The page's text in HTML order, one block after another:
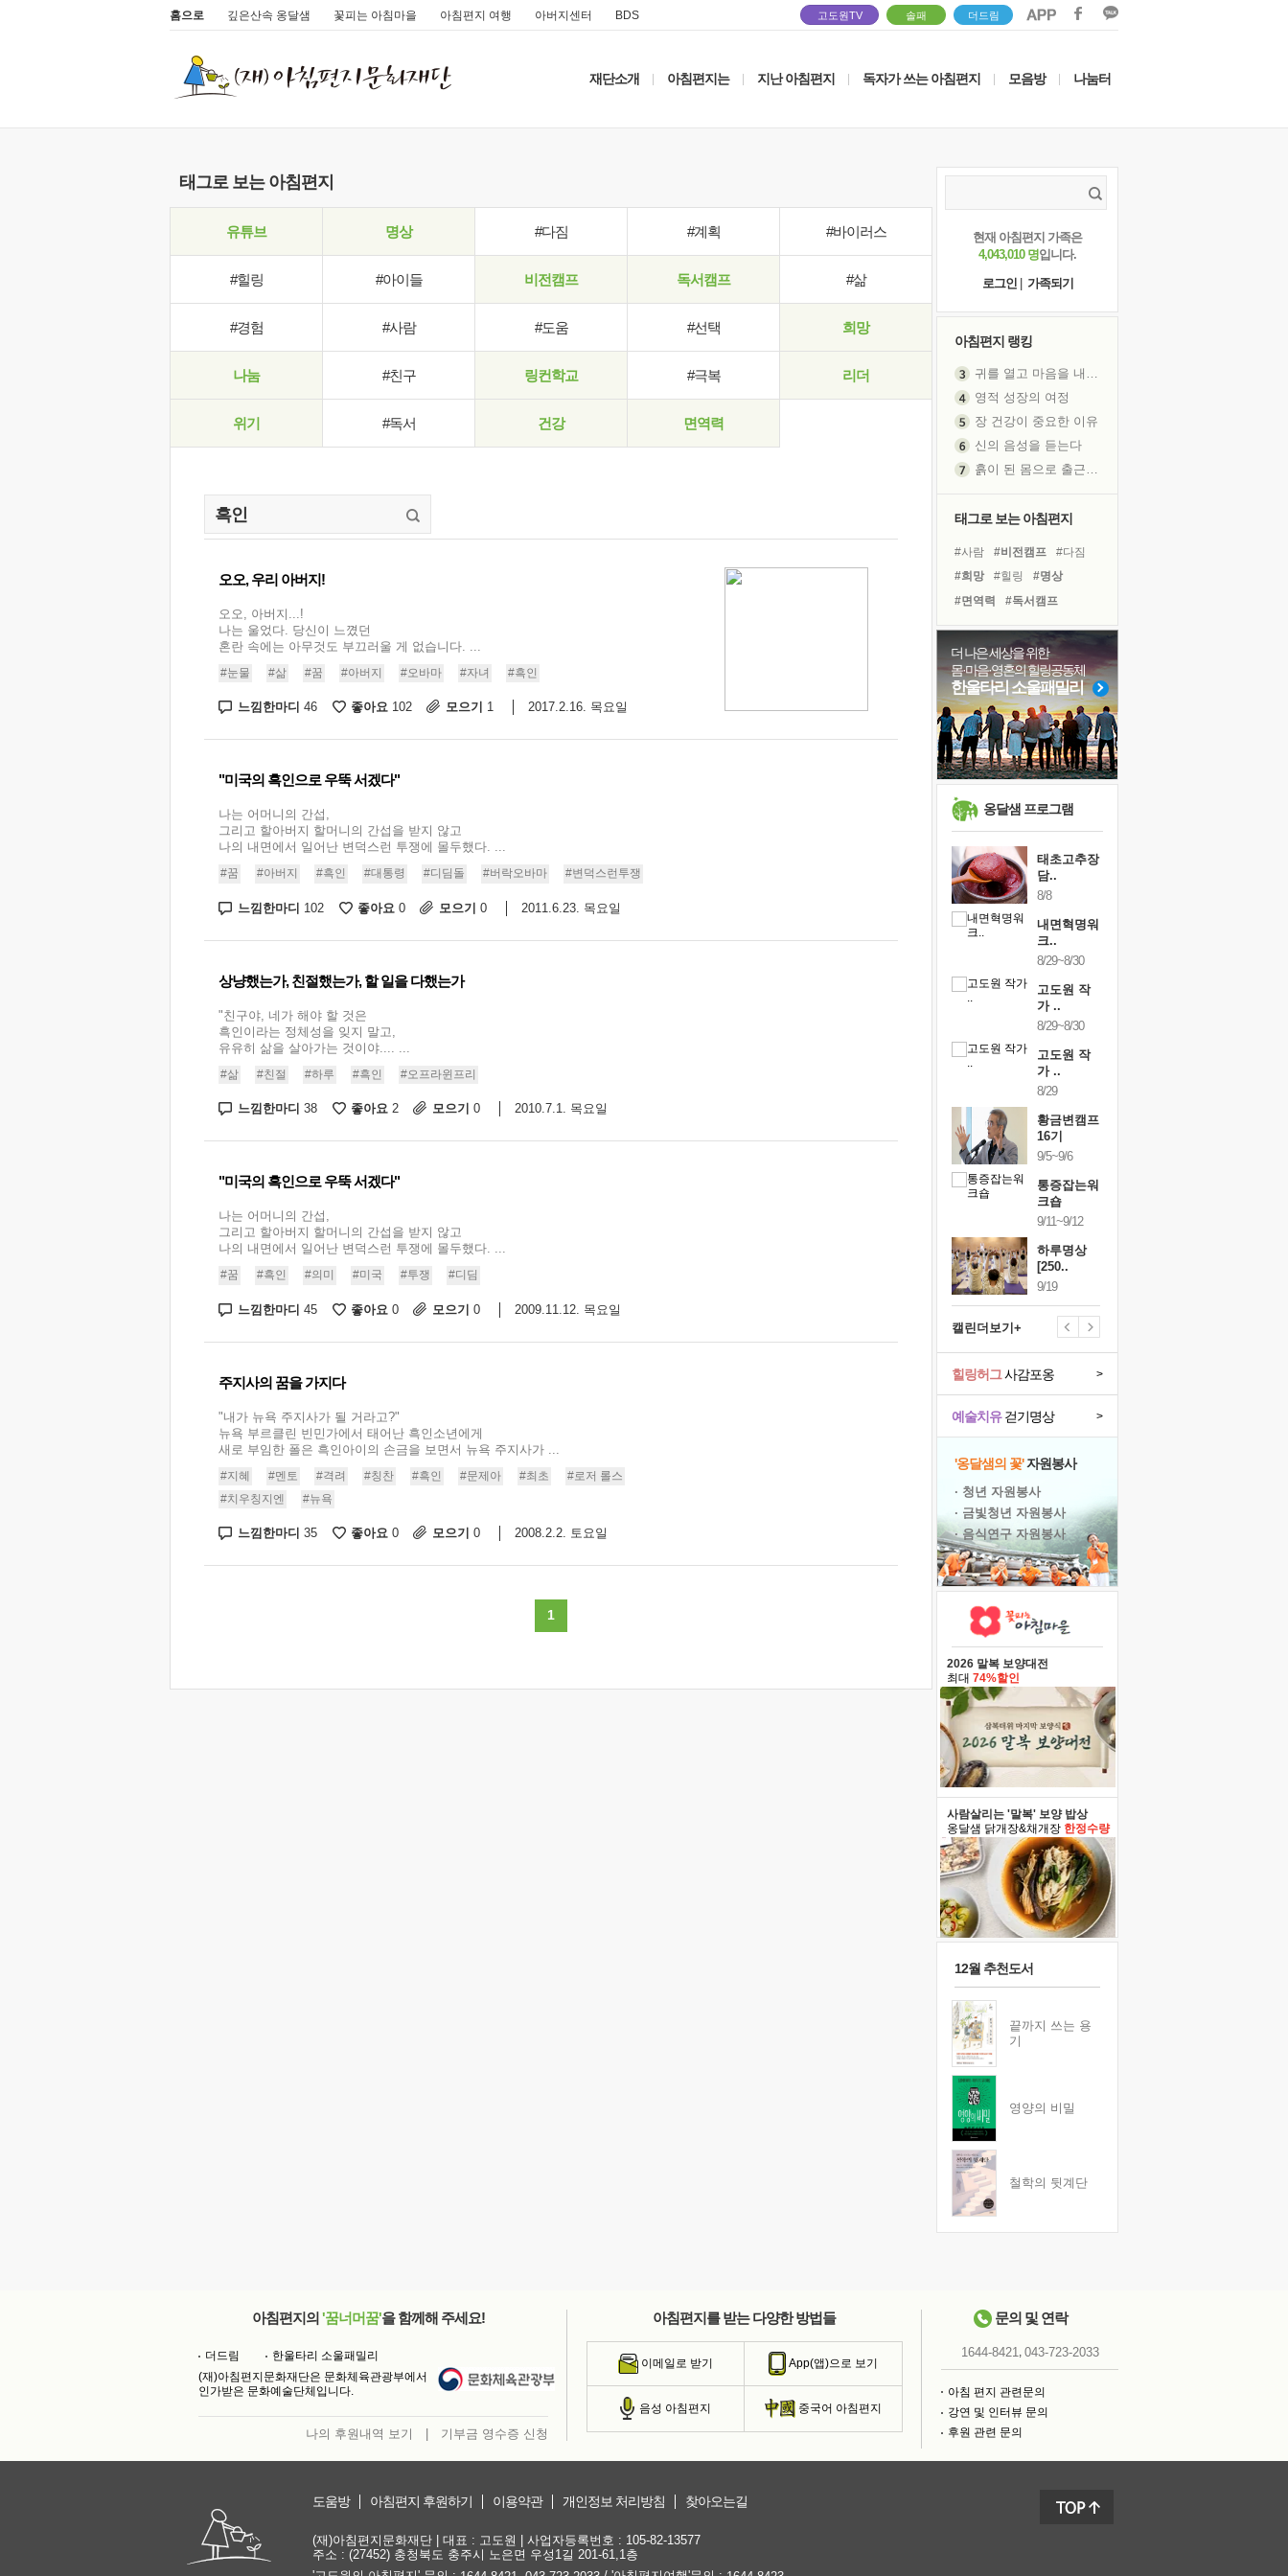
홈으로 깊은산속 옹달샘 꽃피는 아침마을 아침편지 여행 아버지센터 BDS 고도원TV 솔패 더드림
재단소개 아침편지는 지난 아침편지 독자가 쓰는 아침편지 모음방 나눔터
태그로 보는 아침편지
유튜브 명상 #다짐 #계획 #바이러스
#힐링 #아이들 비전캠프 독서캠프 #삶
#경험 #사람 #도움 #선택 희망
나눔 #친구 링컨학교 #극복 리더
위기 #독서 건강 면역력
오오, 우리 아버지!
오오, 아버지...!
나는 울었다. 당신이 느꼈던
혼란 속에는 아무것도 부끄러울 게 없습니다. ...
#눈물 #삶 #꿈 #아버지 #오바마 #자녀 #흑인
느낌한마디 46 좋아요 102 모으기 1 2017.2.16. 목요일
"미국의 흑인으로 우뚝 서겠다"
나는 어머니의 간섭,
그리고 할아버지 할머니의 간섭을 받지 않고
나의 내면에서 일어난 변덕스런 투쟁에 몰두했다. ...
#꿈 #아버지 #흑인 #대통령 #디딤돌 #버락오바마 #변덕스런투쟁
느낌한마디 102 좋아요 0 모으기 0 2011.6.23. 목요일
상냥했는가, 친절했는가, 할 일을 다했는가
"친구야, 네가 해야 할 것은
흑인이라는 정체성을 잊지 말고,
유유히 삶을 살아가는 것이야.... ...
#삶 #친절 #하루 #흑인 #오프라윈프리
느낌한마디 38 좋아요 2 모으기 0 2010.7.1. 목요일
"미국의 흑인으로 우뚝 서겠다"
나는 어머니의 간섭,
그리고 할아버지 할머니의 간섭을 받지 않고
나의 내면에서 일어난 변덕스런 투쟁에 몰두했다. ...
#꿈 #흑인 #의미 #미국 #투쟁 #디딤
느낌한마디 45 좋아요 0 모으기 0 2009.11.12. 목요일
주지사의 꿈을 가지다
"내가 뉴욕 주지사가 될 거라고?"
뉴욕 부르클린 빈민가에서 태어난 흑인소년에게
새로 부임한 폴은 흑인아이의 손금을 보면서 뉴욕 주지사가 ...
#지혜 #멘토 #격려 #칭찬 #흑인 #문제아 #최초
#로저 롤스
#치우칭지엔
#뉴욕
느낌한마디 35 좋아요 0 모으기 0 2008.2.2. 토요일
1
현재 아침편지 가족은
4,043,010 명입니다.
로그인
가족되기
아침편지 랭킹
귀를 열고 마음을 내어주고
영적 성장의 여정
장 건강이 중요한 이유
신의 음성을 듣는다
흙이 된 몸으로 출근하는 여자
졸업식 사진을 보며
극심한 변비, 어깨결림, 수면 장애
아픈 아버지를 위한 공간 설계
슬럼프
보고 싶은 어머니
유년 시절의 부산 영도 바다
못된 꼰대들
희망이란
'모른다'는 것
태그로 보는 아침편지
#사람 #비전캠프
#다짐
#희망
#힐링
#명상
#면역력
#독서캠프
#극복
#바이러스
#삶
#위기
#나눔
#아이들
#선택
#계획
#리더
#경험
#건강
#유튜브
#독서
더 나은 세상을 위한
몸·마음·영혼의 힐링공동체
한울타리 소울패밀리
옹달샘 프로그램
스..
태초고추장
담..
8/8
내면혁명워
크..
8/29~8/30
고도원 작
가 ..
8/29~8/30
고도원 작
가 ..
8/29
황금변캠프
16기
9/5~9/6
통증잡는워
크숍
9/11~9/12
하루명상
[250..
9/19
캘린더보기+
예술치유걷기명상 >
힐링허그사감포옹 >
'옹달샘의 꽃'자원봉사
· 청년 자원봉사
· 금빛청년 자원봉사
· 음식연구 자원봉사
2026 말복 보양대전
최대 74%할인
사람살리는 '말복' 보양 밥상
옹달샘 닭개장&채개장 한정수량
12월 추천도서
끝까지 쓰는 용
기
영양의 비밀
철학의 뒷계단
아침편지의 '꿈너머꿈'을 함께해 주세요!
더드림
한울타리 소울패밀리
(재)아침편지문화재단은 문화체육관광부에서
인가받은 문화예술단체입니다.
나의 후원내역 보기 기부금 영수증 신청
아침편지를 받는 다양한 방법들
이메일로 받기 App(앱)으로 보기
음성 아침편지 중국어 아침편지
문의 및 연락
1644-8421, 043-723-2033
아침 편지 관련문의
강연 및 인터뷰 문의
후원 관련 문의
도움방 아침편지 후원하기 이용약관 개인정보 처리방침 찾아오는길
(재)아침편지문화재단 | 대표 : 고도원 | 사업자등록번호 : 105-82-13577
주소 : (27452) 충청북도 충주시 노은면 우성1길 201-61,1층